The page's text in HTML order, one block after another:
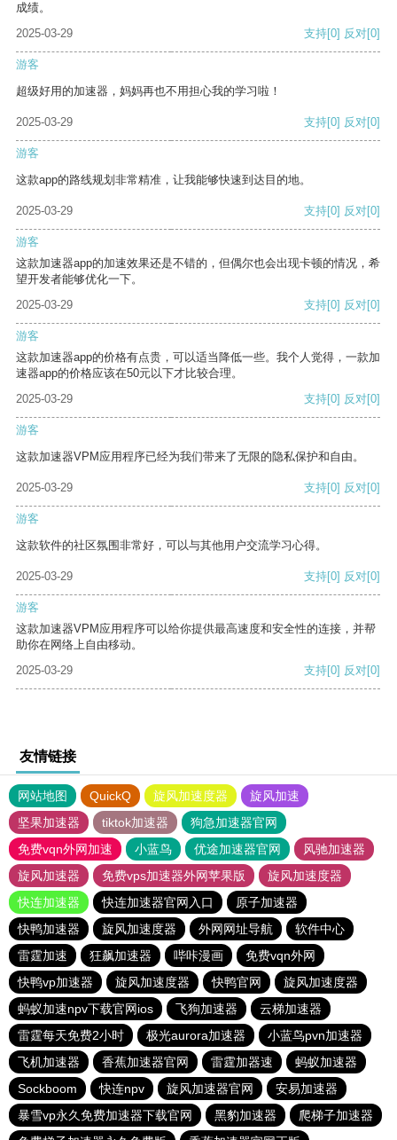
成绩。
2025-03-29
支持[0] 反对[0]
游客
超级好用的加速器，妈妈再也不用担心我的学习啦！
2025-03-29 支持[0] 反对[0]
游客
这款app的路线规划非常精准，让我能够快速到达目的地。
2025-03-29 支持[0] 反对[0]
游客
这款加速器app的加速效果还是不错的，但偶尔也会出现卡顿的情况，希
望开发者能够优化一下。
2025-03-29
支持[0] 反对[0]
游客
这款加速器app的价格有点贵，可以适当降低一些。我个人觉得，一款加
速器app的价格应该在50元以下才比较合理。
2025-03-29
支持[0] 反对[0]
游客
这款加速器VPM应用程序已经为我们带来了无限的隐私保护和自由。
2025-03-29 支持[0] 反对[0]
游客
这款软件的社区氛围非常好，可以与其他用户交流学习心得。
2025-03-29 支持[0] 反对[0]
游客
这款加速器VPM应用程序可以给你提供最高速度和安全性的连接，并帮
助你在网络上自由移动。
2025-03-29
支持[0] 反对[0]
友情链接
网站地图 QuickQ 旋风加速度器
旋风加速
坚果加速器
tiktok加速器
狗急加速器官网
免费vqn外网加速
小蓝鸟 优途加速器官网
风驰加速器
旋风加速器
免费vps加速器外网苹果版
旋风加速度器
快连加速器
快连加速器官网入口
原子加速器
快鸭加速器
旋风加速度器 外网网址导航
软件中心
雷霆加速
狂飙加速器 哔咔漫画
免费vqn外网
快鸭vp加速器
旋风加速度器 快鸭官网
旋风加速度器
蚂蚁加速npv下载官网ios
飞狗加速器
云梯加速器
雷霆每天免费2小时
极光aurora加速器
小蓝鸟pvn加速器
飞机加速器
香蕉加速器官网 雷霆加器速
蚂蚁加速器
Sockboom
快连npv 旋风加速器官网
安易加速器
暴雪vp永久免费加速器下载官网
黑豹加速器
爬梯子加速器